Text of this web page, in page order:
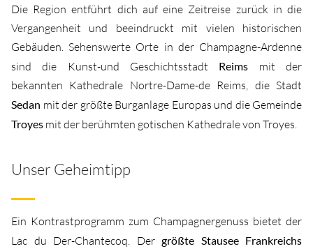
Die Region entführt dich auf eine Zeitreise zurück in die
Vergangenheit und beeindruckt mit vielen historischen
Gebäuden. Sehenswerte Orte in der Champagne-Ardenne
sind die Kunst-und Geschichtsstadt Reims mit der
bekannten Kathedrale Nortre-Dame-de Reims, die Stadt
Sedan mit der größte Burganlage Europas und die Gemeinde
Troyes mit der berühmten gotischen Kathedrale von Troyes.
Unser Geheimtipp
Ein Kontrastprogramm zum Champagnergenuss bietet der
Lac du Der-Chantecoq. Der größte Stausee Frankreichs